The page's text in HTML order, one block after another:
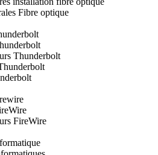
Fibre optique
Thunderbolt
FireWire